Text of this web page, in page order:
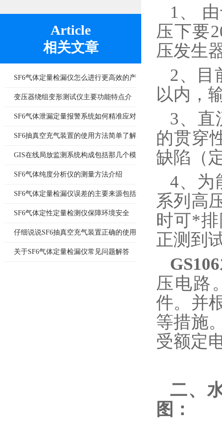
Article
相关文章
SF6气体定量检漏仪怎么进行更高效的产
品检漏?
变压器绕组变形测试仪主要功能特点介
绍
SF6气体泄漏定量报警系统如何精准应对
泄漏风险？
SF6抽真空充气装置的使用方法简单了解
一下
GIS在线局放监测系统构成包括那几个模
块
SF6气体纯度分析仪的测量方法介绍
SF6气体定量检漏仪误差的主要来源包括
哪8个方面
SF6气体定性定量检测仪保障环境安全
仔细说说SF6抽真空充气装置正确的使用
方法
关于SF6气体定量检漏仪常见问题解答
1、
压下要
压发生
2、目
以内，
3、直
的贯穿
缺陷（
4、为
系列高
时可*
正测到
压电路
件。并
等措施
受额定
二、
图：